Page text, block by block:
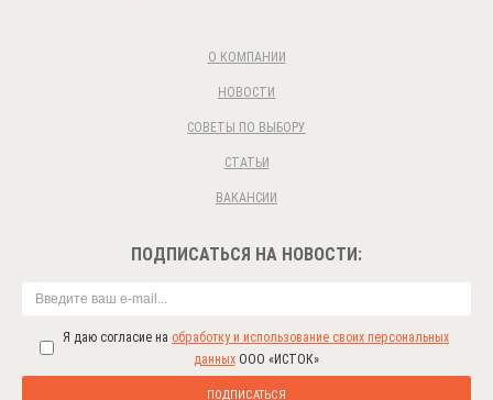
О КОМПАНИИ
НОВОСТИ
СОВЕТЫ ПО ВЫБОРУ
СТАТЬИ
ВАКАНСИИ
ПОДПИСАТЬСЯ НА НОВОСТИ:
Я даю согласие на обработку и использование своих персональных
данныхООО «ИСТОК»
ПОДПИСАТЬСЯ